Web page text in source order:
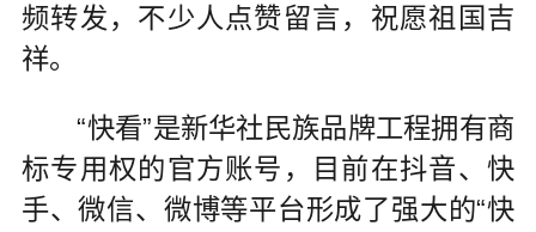
频转发，不少人点赞留言，祝愿祖国吉
祥。
“快看”是新华社民族品牌工程拥有商
标专用权的官方账号，目前在抖音、快
手、微信、微博等平台形成了强大的“快